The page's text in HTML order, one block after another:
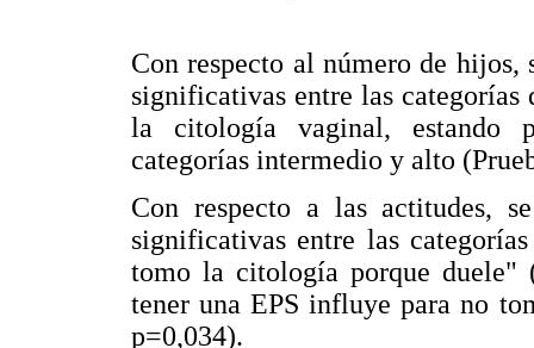
Con respecto al número de hijos,
significativas entre las
la citología vaginal, estando
categorías intermedio y alto
Con respecto a las actitudes,
significativas entre las
tomo la citología porque duele"
tener una EPS influye para no
p=0,034).